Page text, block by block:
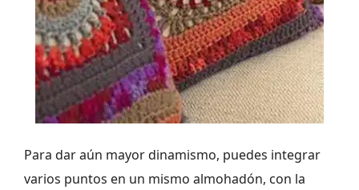
Para dar aún mayor dinamismo, puedes integrar
varios puntos en un mismo almohadón, con la